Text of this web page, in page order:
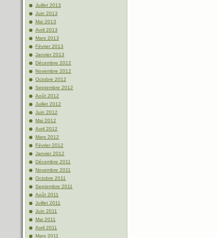
Juillet 2013
Juin 2013
Mai 2013
Avril 2013
Mars 2013
Février 2013
Janvier 2013
Décembre 2012
Novembre 2012
Octobre 2012
Septembre 2012
Août 2012
Juillet 2012
Juin 2012
Mai 2012
Avril 2012
Mars 2012
Février 2012
Janvier 2012
Décembre 2011
Novembre 2011
Octobre 2011
Septembre 2011
Août 2011
Juillet 2011
Juin 2011
Mai 2011
Avril 2011
Mars 2011